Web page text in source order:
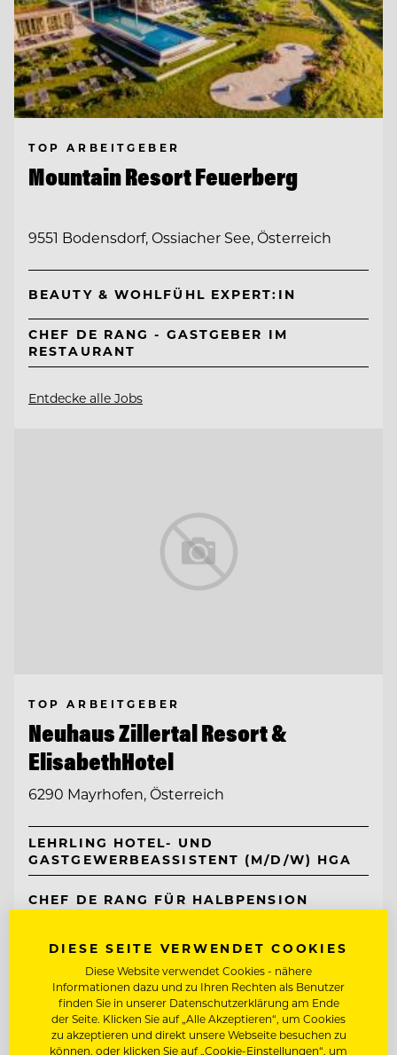
TOP ARBEITGEBER
Mountain Resort Feuerberg
9551 Bodensdorf, Ossiacher See, Österreich
BEAUTY & WOHLFÜHL EXPERT:IN
CHEF DE RANG - GASTGEBER IM
RESTAURANT
Entdecke alle Jobs
TOP ARBEITGEBER
Neuhaus Zillertal Resort &
ElisabethHotel
6290 Mayrhofen, Österreich
LEHRLING HOTEL- UND
GASTGEWERBEASSISTENT (M/D/W) HGA
CHEF DE RANG FÜR HALBPENSION
Entdecke alle Jobs
DIESE SEITE VERWENDET COOKIES
Diese Website verwendet Cookies - nähere
Informationen dazu und zu Ihren Rechten als Benutzer
finden Sie in unserer Datenschutzerklärung am Ende
der Seite. Klicken Sie auf „Alle Akzeptieren“, um Cookies
zu akzeptieren und direkt unsere Webseite besuchen zu
können, oder klicken Sie auf „Cookie-Einstellungen“, um